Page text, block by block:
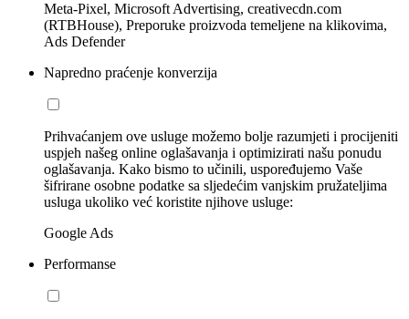
Meta-Pixel, Microsoft Advertising, creativecdn.com
(RTBHouse), Preporuke proizvoda temeljene na klikovima,
Ads Defender
Napredno praćenje konverzija
Prihvaćanjem ove usluge možemo bolje razumjeti i procijeniti
uspjeh našeg online oglašavanja i optimizirati našu ponudu
oglašavanja. Kako bismo to učinili, uspoređujemo Vaše
šifrirane osobne podatke sa sljedećim vanjskim pružateljima
usluga ukoliko već koristite njihove usluge:
Google Ads
Performanse